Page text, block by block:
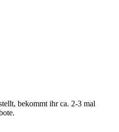
bekommt ihr ca. 2-3 mal